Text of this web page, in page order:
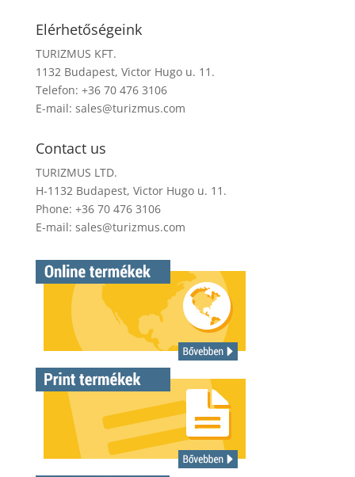
Elérhetőségeink
TURIZMUS KFT.
1132 Budapest, Victor Hugo u. 11.
Telefon: +36 70 476 3106
E-mail: sales@turizmus.com
Contact us
TURIZMUS LTD.
H-1132 Budapest, Victor Hugo u. 11.
Phone: +36 70 476 3106
E-mail: sales@turizmus.com